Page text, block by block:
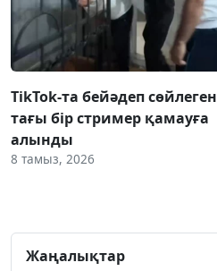
TikTok-та бейәдеп сөйлеген
тағы бір стример қамауға
алынды
8 тамыз, 2026
Жаңалықтар